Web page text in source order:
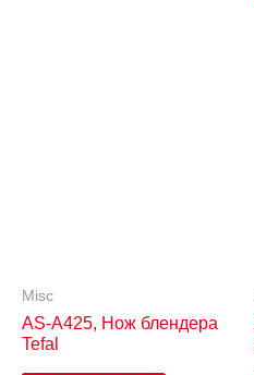
Misc
AS-A425, Нож блендера
Tefal